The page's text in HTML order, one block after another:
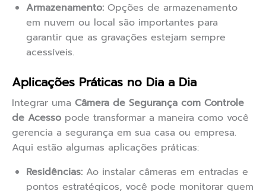
Armazenamento: Opções de armazenamento
em nuvem ou local são importantes para
garantir que as gravações estejam sempre
acessíveis.
Aplicações Práticas no Dia a Dia
Integrar uma Câmera de Segurança com Controle
de Acesso pode transformar a maneira como você
gerencia a segurança em sua casa ou empresa.
Aqui estão algumas aplicações práticas:
Residências: Ao instalar câmeras em entradas e
pontos estratégicos, você pode monitorar quem